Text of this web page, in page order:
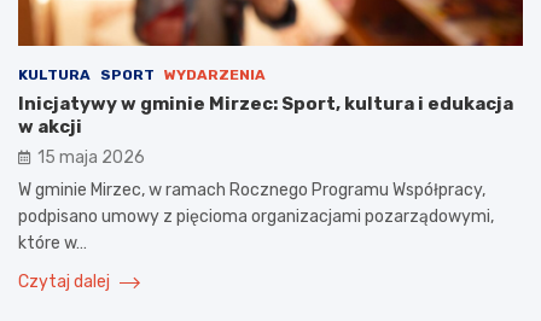
KULTURA SPORT WYDARZENIA
Inicjatywy w gminie Mirzec: Sport, kultura i edukacja
w akcji
15 maja 2026
W gminie Mirzec, w ramach Rocznego Programu Współpracy,
podpisano umowy z pięcioma organizacjami pozarządowymi,
które w…
Czytaj dalej